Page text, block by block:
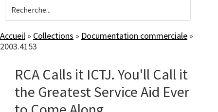
Accueil » Collections » Documentation commerciale »
2003.4153
RCA Calls it ICTJ. You'll Call it
the Greatest Service Aid Ever